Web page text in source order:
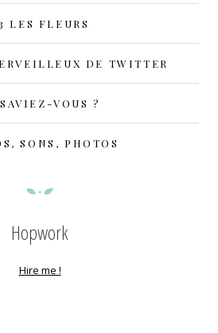
LES FLEURS
DE TWITTER
VOUS ?
SONS, PHOTOS
Hopwork
Hire me !